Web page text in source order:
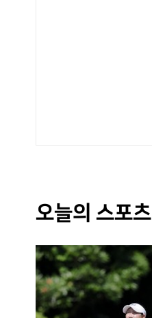
오늘의 스포츠